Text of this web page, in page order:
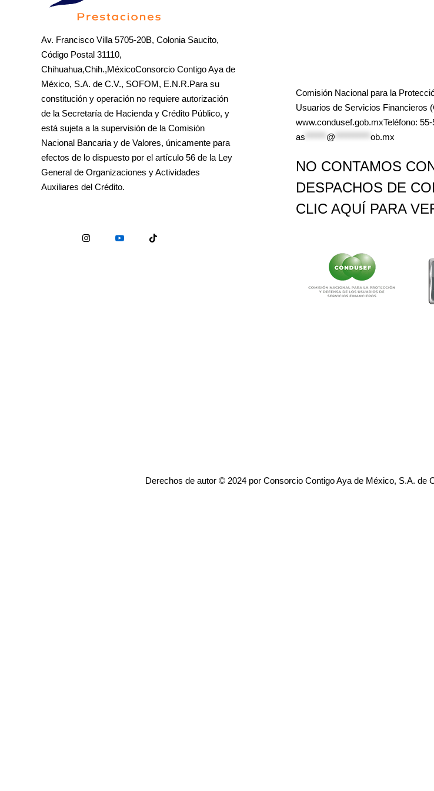
Av. Francisco Villa 5705-20B, Colonia Saucito,
Código Postal 31110,
Chihuahua,Chih.,MéxicoConsorcio Contigo Aya de
México, S.A. de C.V., SOFOM, E.N.R.Para su
constitución y operación no requiere autorización
de la Secretaría de Hacienda y Crédito Público, y
está sujeta a la supervisión de la Comisión
Nacional Bancaria y de Valores, únicamente para
efectos de lo dispuesto por el artículo 56 de la Ley
General de Organizaciones y Actividades
Auxiliares del Crédito.
Comisión Nacional para la
Usuarios de Servicios Financieros
www.condusef.gob.mxTeléfono:
as
@ ob.mx
NO CONTAMOS
DESPACHOS DE
CLIC AQUÍ PARA
Derechos de autor © 2024 por Consorcio Contigo Aya de México, S.A. de